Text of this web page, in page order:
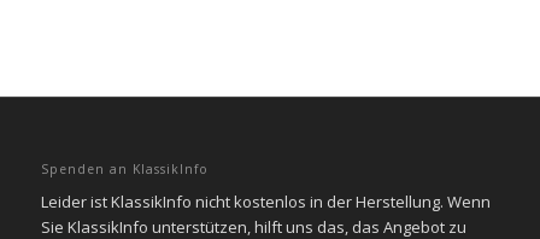
Spenden an KlassikInfo
Leider ist KlassikInfo nicht kostenlos in der Herstellung. Wenn
Sie KlassikInfo unterstützen, hilft uns das, das Angebot zu